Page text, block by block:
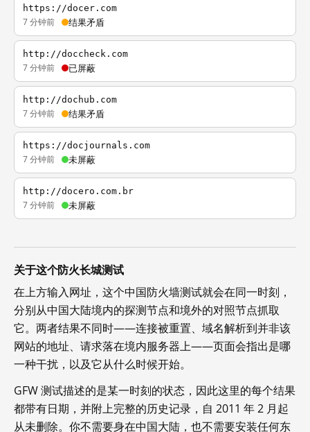
https://docer.com
7 分钟前 结果矛盾
http://doccheck.com
7 分钟前 已屏蔽
http://dochub.com
7 分钟前 结果矛盾
https://docjournals.com
7 分钟前 未屏蔽
http://docero.com.br
7 分钟前 未屏蔽
关于这个防火长城测试
在上方输入网址，这个中国防火墙测试就会在同一时刻，
分别从中国大陆境内的探测节点和境外的对照节点抓取
它。两者结果不同时——连接被重置、域名解析到并非该
网站的地址、请求落在境内服务器上——页面会指出是哪
一种干扰，以及它从什么时候开始。
GFW 测试描述的是某一时刻的状态，因此这里的每个结果
都带有日期，并附上完整的历史记录，自 2011 年 2 月起
从未删除。你不需要身在中国大陆，也不需要安装任何东